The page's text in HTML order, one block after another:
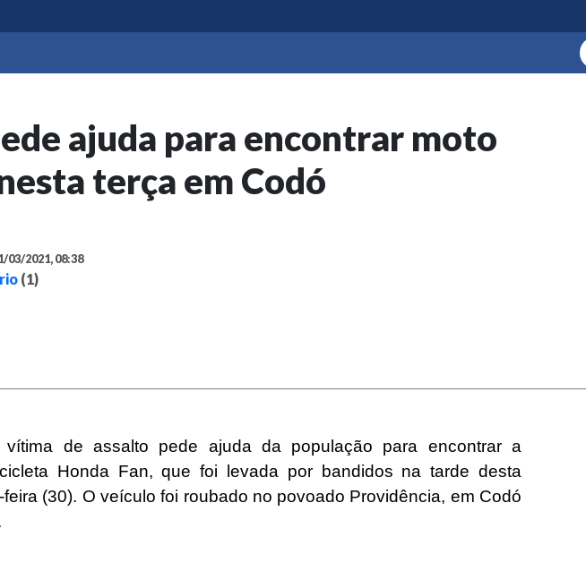
ajuda para encontrar moto
terça em Codó
03/2021, 08:38
(1)
vítima de assalto pede ajuda da população para encontrar a
Honda Fan, que foi levada por bandidos na tarde desta
feira (30). O veículo foi roubado no povoado Providência, em Codó